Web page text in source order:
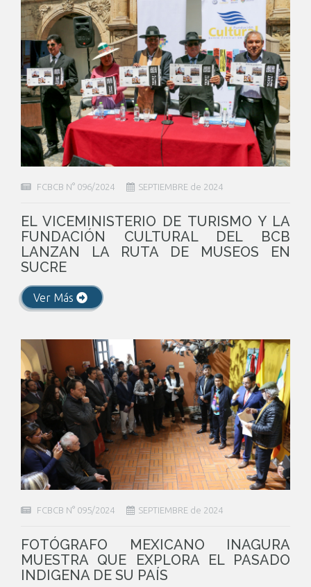
FCBCB N° 096/2024 SEPTIEMBRE de 2024
EL VICEMINISTERIO DE TURISMO Y LA
FUNDACIÓN CULTURAL DEL BCB
LANZAN LA RUTA DE MUSEOS EN
SUCRE
Ver Más
FCBCB N° 095/2024 SEPTIEMBRE de 2024
FOTÓGRAFO MEXICANO INAGURA
MUESTRA QUE EXPLORA EL PASADO
INDIGENA DE SU PAÍS